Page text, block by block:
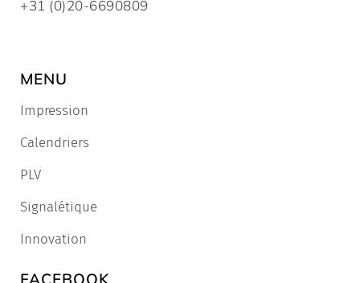
+31 (0)20-6690809
MENU
Impression
Calendriers
PLV
Signalétique
Innovation
FACEBOOK